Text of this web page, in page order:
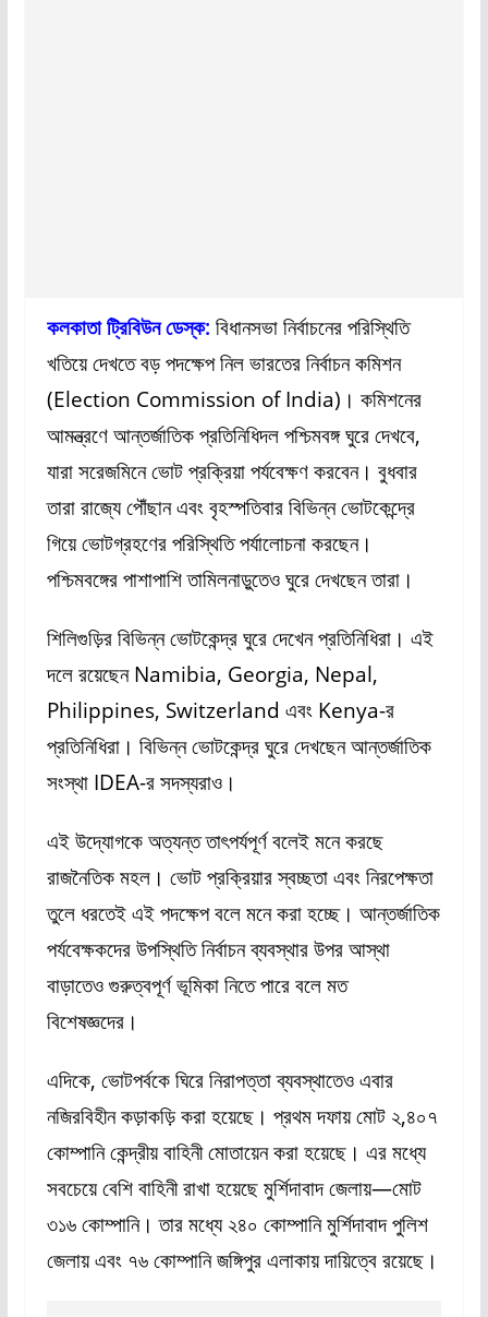
কলকাতা ট্রিবিউন ডেস্ক: বিধানসভা নির্বাচনের পরিস্থিতি
খতিয়ে দেখতে বড় পদক্ষেপ নিল ভারতের নির্বাচন কমিশন
(Election Commission of India)। কমিশনের
আমন্ত্রণে আন্তর্জাতিক প্রতিনিধিদল পশ্চিমবঙ্গ ঘুরে দেখবে,
যারা সরেজমিনে ভোট প্রক্রিয়া পর্যবেক্ষণ করবেন। বুধবার
তারা রাজ্যে পৌঁছান এবং বৃহস্পতিবার বিভিন্ন ভোটকেন্দ্রে
গিয়ে ভোটগ্রহণের পরিস্থিতি পর্যালোচনা করছেন।
পশ্চিমবঙ্গের পাশাপাশি তামিলনাড়ুতেও ঘুরে দেখছেন তারা।
শিলিগুড়ির বিভিন্ন ভোটকেন্দ্র ঘুরে দেখেন প্রতিনিধিরা। এই
দলে রয়েছেন Namibia, Georgia, Nepal,
Philippines, Switzerland এবং Kenya-র
প্রতিনিধিরা। বিভিন্ন ভোটকেন্দ্র ঘুরে দেখছেন আন্তর্জাতিক
সংস্থা IDEA-র সদস্যরাও।
এই উদ্যোগকে অত্যন্ত তাৎপর্যপূর্ণ বলেই মনে করছে
রাজনৈতিক মহল। ভোট প্রক্রিয়ার স্বচ্ছতা এবং নিরপেক্ষতা
তুলে ধরতেই এই পদক্ষেপ বলে মনে করা হচ্ছে। আন্তর্জাতিক
পর্যবেক্ষকদের উপস্থিতি নির্বাচন ব্যবস্থার উপর আস্থা
বাড়াতেও গুরুত্বপূর্ণ ভূমিকা নিতে পারে বলে মত
বিশেষজ্ঞদের।
এদিকে, ভোটপর্বকে ঘিরে নিরাপত্তা ব্যবস্থাতেও এবার
নজিরবিহীন কড়াকড়ি করা হয়েছে। প্রথম দফায় মোট ২,৪০৭
কোম্পানি কেন্দ্রীয় বাহিনী মোতায়েন করা হয়েছে। এর মধ্যে
সবচেয়ে বেশি বাহিনী রাখা হয়েছে মুর্শিদাবাদ জেলায়—মোট
৩১৬ কোম্পানি। তার মধ্যে ২৪০ কোম্পানি মুর্শিদাবাদ পুলিশ
জেলায় এবং ৭৬ কোম্পানি জঙ্গিপুর এলাকায় দায়িত্বে রয়েছে।